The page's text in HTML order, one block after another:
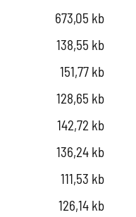
673,05 kb
138,55 kb
151,77 kb
128,65 kb
142,72 kb
136,24 kb
111,53 kb
126,14 kb